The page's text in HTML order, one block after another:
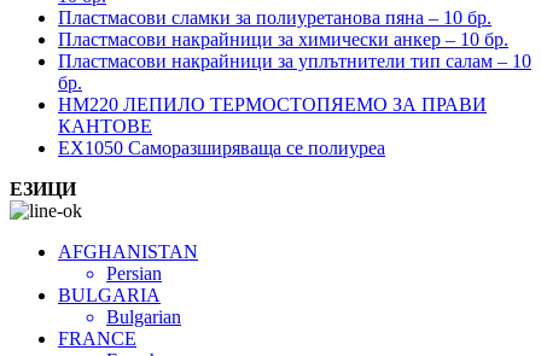
Пластмасови сламки за полиуретанова пяна – 10 бр.
Пластмасови накрайници за химически анкер – 10 бр.
Пластмасови накрайници за уплътнители тип салам – 10
бр.
HM220 ЛЕПИЛО ТЕРМОСТОПЯЕМО ЗА ПРАВИ
КАНТОВЕ
EX1050 Саморазширяваща се полиуреа
ЕЗИЦИ
AFGHANISTAN
Persian
BULGARIA
Bulgarian
FRANCE